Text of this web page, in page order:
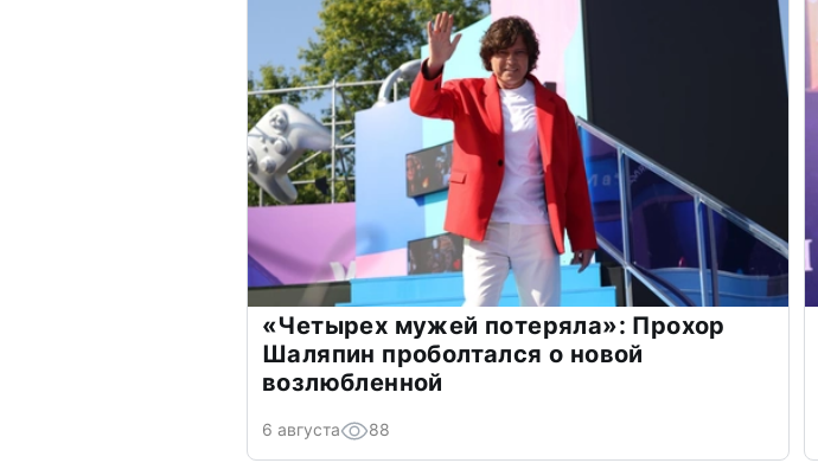
«Четырех мужей потеряла»: Прохор
Шаляпин проболтался о новой
возлюбленной
6 августа 88